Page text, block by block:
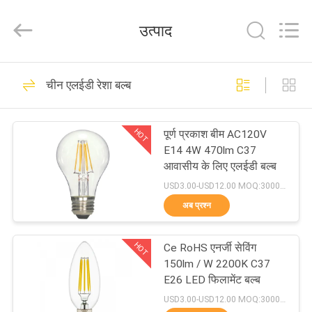
उत्पादों
Technology
Rights
एलईडी छिपा प्रतिस्थापन
39
एलईडी रेशा बल्ब
28
उत्पाद
चीन एलईडी रेशा बल्ब
HOT
पूर्ण प्रकाश बीम AC120V
E14 4W 470lm C37
आवासीय के लिए एलईडी बल्ब
USD3.00-USD12.00 MOQ:3000pcs
अब प्रश्न
HOT
Ce RoHS एनर्जी सेविंग
150lm / W 2200K C37
E26 LED फिलामेंट बल्ब